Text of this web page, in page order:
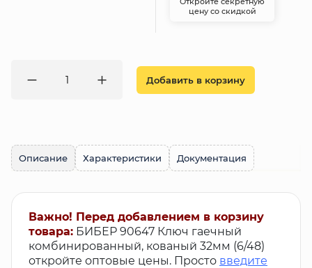
цену со скидкой
Добавить в корзину
Описание Характеристики Документация
Важно! Перед добавлением в корзину
товара: БИБЕР 90647 Ключ гаечный
комбинированный, кованый 32мм (6/48)
откройте оптовые цены. Просто введите